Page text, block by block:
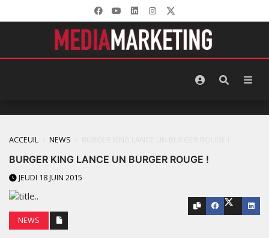
ACCEUIL NEWS
BURGER KING LANCE UN BURGER ROUGE !
JEUDI 18 JUIN 2015
NEWS